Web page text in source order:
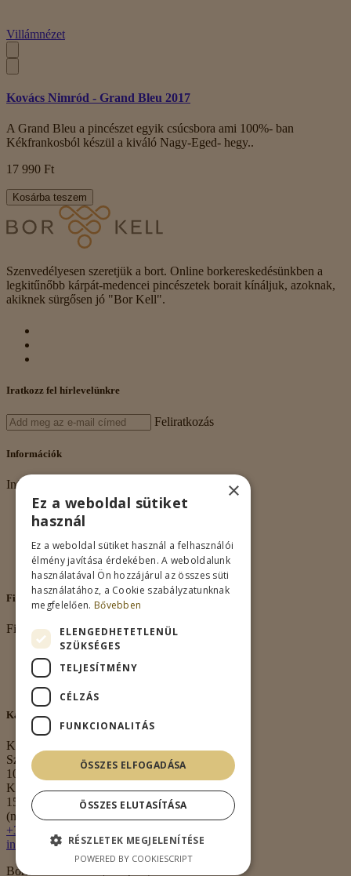
Villámnézet
Kovács Nimród - Grand Bleu 2017
A Grand Bleu a pincészet egyik csúcsbora ami 100%- ban
Kékfrankosból készül a kiváló Nagy-Eged- hegy..
17 990 Ft
Kosárba teszem
Szenvedélyesen szeretjük a bort. Online borkereskedésünkben a
legkitűnőbb kárpát-medencei pincészetek borait kínáljuk, azoknak,
akiknek sürgősen jó "Bor Kell".
Iratkozz fel hírlevelünkre
Feliratkozás
Információk
Információk
Rólunk
Adatkezelés
Vásárlási feltételek
Nagykereskedelem
Kapcsolat
Fiókom
Fiókom
Fiókom
Rendeléseim
Kívánságlista
Kapcsolat
Kapcsolat
Székhely:
1063 Budapest,
Kmety György u.
15. 3. em. 1.
(nem átvételi pont)
+36 30 474 0020
info@borkell.hu
Borkell.hu © 2026 | Shop By
×
Ez a weboldal sütiket
használ
Ez a weboldal sütiket használ a felhasználói
élmény javítása érdekében. A weboldalunk
használatával Ön hozzájárul az összes süti
használatához, a Cookie szabályzatunknak
megfelelően. Bővebben
ELENGEDHETETLENÜL
SZÜKSÉGES
TELJESÍTMÉNY
CÉLZÁS
FUNKCIONALITÁS
ÖSSZES ELFOGADÁSA
ÖSSZES ELUTASÍTÁSA
RÉSZLETEK MEGJELENÍTÉSE
POWERED BY COOKIESCRIPT